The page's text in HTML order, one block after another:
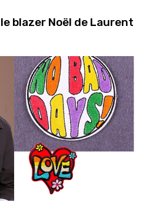
le blazer Noël de Laurent